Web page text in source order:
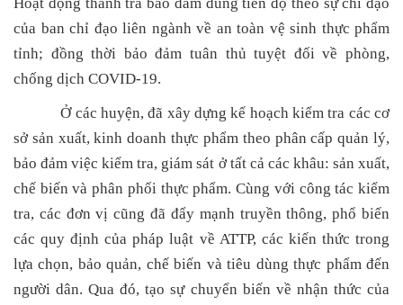
Hoạt động thanh tra bảo đảm đúng tiến độ theo sự chỉ đạo
của ban chỉ đạo liên ngành về an toàn vệ sinh thực phẩm
tỉnh; đồng thời bảo đảm tuân thủ tuyệt đối về phòng,
chống dịch COVID-19.
Ở các huyện, đã xây dựng kế hoạch kiểm tra các cơ
sở sản xuất, kinh doanh thực phẩm theo phân cấp quản lý,
bảo đảm việc kiểm tra, giám sát ở tất cả các khâu: sản xuất,
chế biến và phân phối thực phẩm. Cùng với công tác kiểm
tra, các đơn vị cũng đã đẩy mạnh truyền thông, phổ biến
các quy định của pháp luật về ATTP, các kiến thức trong
lựa chọn, bảo quản, chế biến và tiêu dùng thực phẩm đến
người dân. Qua đó, tạo sự chuyển biến về nhận thức của